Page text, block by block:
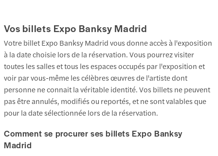
Vos billets Expo Banksy Madrid
Votre billet Expo Banksy Madrid vous donne accès à l'exposition
à la date choisie lors de la réservation. Vous pourrez visiter
toutes les salles et tous les espaces occupés par l'exposition et
voir par vous-même les célèbres œuvres de l'artiste dont
personne ne connait la véritable identité. Vos billets ne peuvent
pas être annulés, modifiés ou reportés, et ne sont valables que
pour la date sélectionnée lors de la réservation.
Comment se procurer ses billets Expo Banksy
Madrid